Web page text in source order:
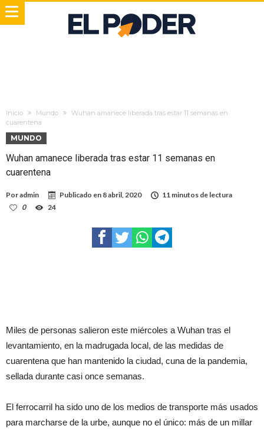
Inicio Mundo
Wuhan amanece liberada tras estar 11 semanas en
cuarentena
MUNDO
Wuhan amanece liberada tras estar 11 semanas en
cuarentena
Poradmin Publicado en 8 abril, 2020
11 minutos de lectura
0
24
Miles de personas salieron este miércoles a Wuhan tras el
levantamiento, en la madrugada local, de las medidas de
cuarentena que han mantenido la ciudad, cuna de la pandemia,
sellada durante casi once semanas.
El ferrocarril ha sido uno de los medios de transporte más usados
para marcharse de la urbe, aunque no el único: más de un millar